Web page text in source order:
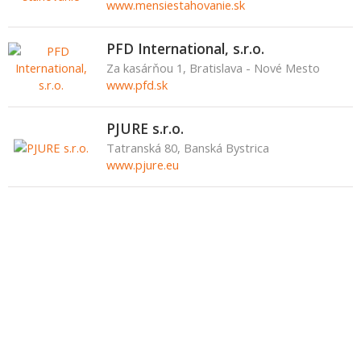
www.mensiestahovanie.sk
PFD International, s.r.o.
Za kasárňou 1, Bratislava - Nové Mesto
www.pfd.sk
PJURE s.r.o.
Tatranská 80, Banská Bystrica
www.pjure.eu